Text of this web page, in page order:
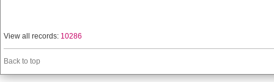
View all records: 10286
Back to top